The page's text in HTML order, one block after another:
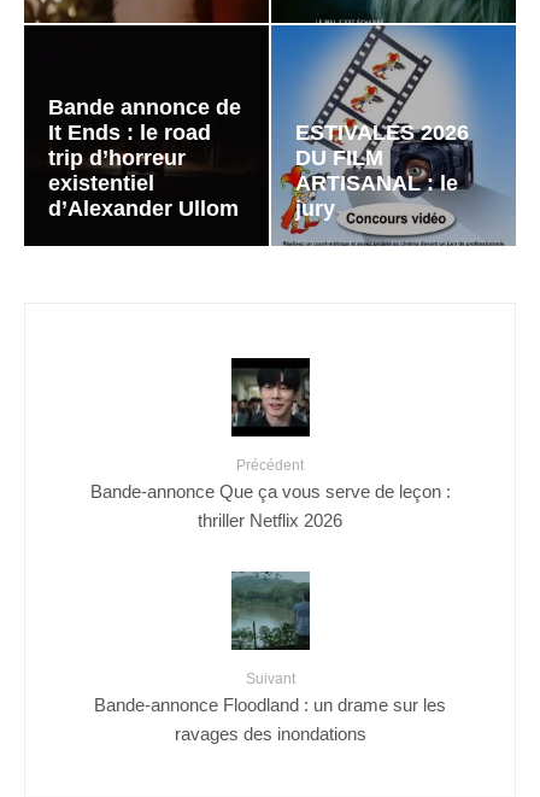
Bande annonce de
It Ends : le road
trip d’horreur
existentiel
d’Alexander Ullom
ESTIVALES 2026
DU FILM
ARTISANAL : le
jury
Précédent
Bande-annonce Que ça vous serve de leçon :
thriller Netflix 2026
Suivant
Bande-annonce Floodland : un drame sur les
ravages des inondations